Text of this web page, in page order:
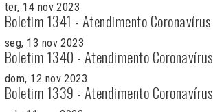
ter, 14 nov 2023
Boletim 1341 - Atendimento Coronavírus
seg, 13 nov 2023
Boletim 1340 - Atendimento Coronavírus
dom, 12 nov 2023
Boletim 1339 - Atendimento Coronavírus